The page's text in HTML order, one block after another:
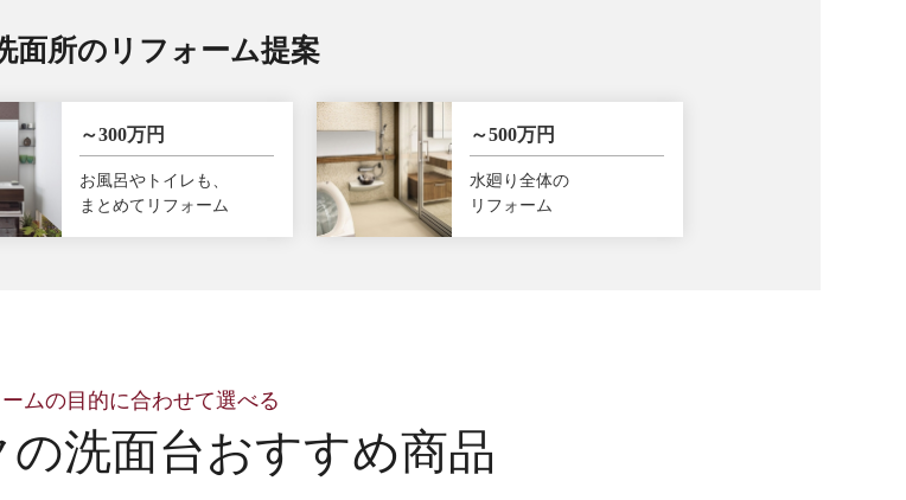
面所のリフォーム提案
～300万円
お風呂やトイレも、
まとめてリフォーム
～500万円
水廻り全体の
リフォーム
ームの目的に合わせて選べる
の洗面台おすすめ商品